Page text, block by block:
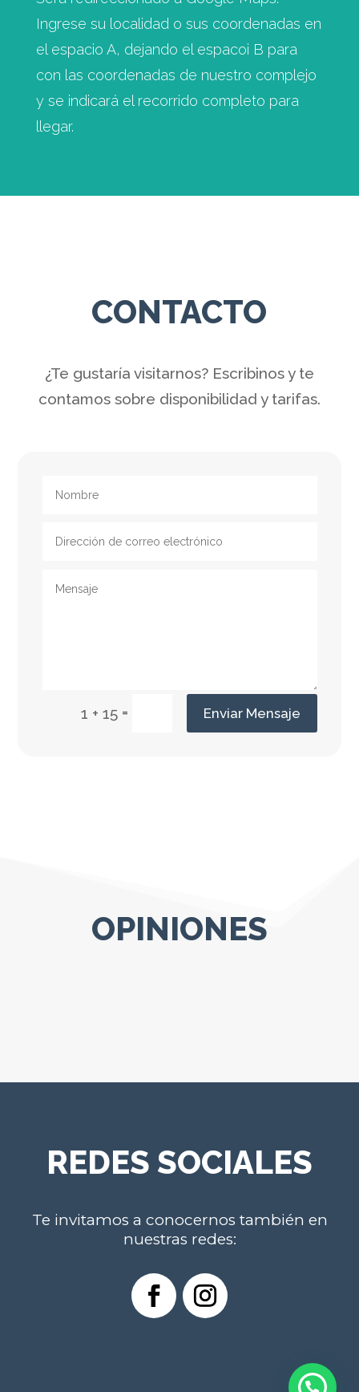
Ingrese su localidad o sus coordenadas en
el espacio A, dejando el espacoi B para
con las coordenadas de nuestro complejo
y se indicará el recorrido completo para
llegar.
CONTACTO
¿Te gustaría visitarnos? Escribinos y te
contamos sobre disponibilidad y tarifas.
1 + 15= Enviar Mensaje
OPINIONES
REDES SOCIALES
Te invitamos a conocernos también en
nuestras redes: